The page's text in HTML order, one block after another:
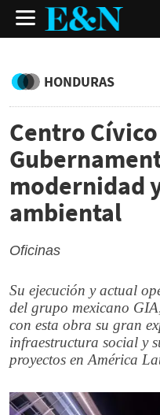
HONDURAS
Centro Cívico
modernidad
ambiental
Oficinas
Su ejecución y actual
del grupo mexicano
con esta obra su gran
infraestructura social y
proyectos en América